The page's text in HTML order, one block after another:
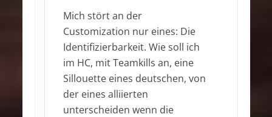
Mich stört an der
Customization nur eines: Die
Identifizierbarkeit. Wie soll ich
im HC, mit Teamkills an, eine
Sillouette eines deutschen, von
der eines alliierten
unterscheiden wenn die